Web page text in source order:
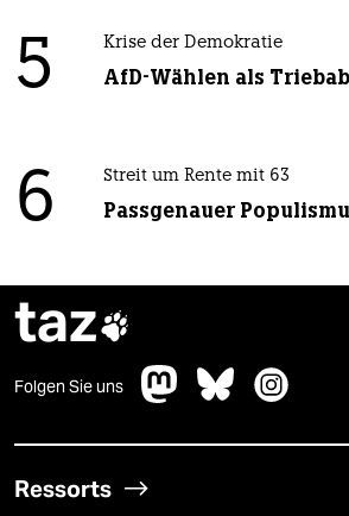
5 Krise der Demokratie
AfD-Wählen als
6 Streit um Rente mit 63
Passgenauer
taz
Folgen Sie uns
Ressorts